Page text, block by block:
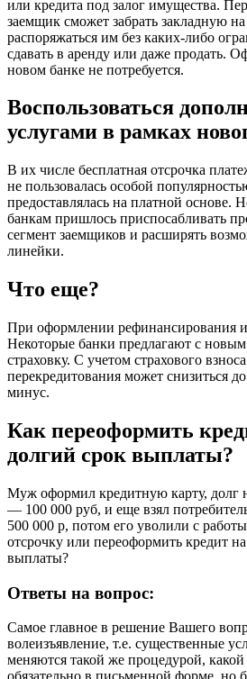
или кредита под залог имущества.
заемщик сможет забрать закладную
распоряжаться им без каких-либо
сдавать в аренду или даже продать.
новом банке не потребуется.
Воспользоваться
услугами в рамках
В их числе бесплатная отсрочка
не пользовалась особой
предоставлялась на платной основе.
банкам пришлось приспосабливать
сегмент заемщиков и расширять
линейки.
Что еще?
При оформлении рефинансирования
Некоторые банки предлагают с
страховку. С учетом страхового
перекредитования может снизиться
минус.
Как переоформить
долгий срок выплаты?
Муж оформил кредитную карту, долг
— 100 000 руб, и еще взял
500 000 р, потом его уволили с
отсрочку или переоформить кредит
выплаты?
Ответы на вопрос:
Самое главное в решение Вашего
волеизъявление, т.е. существенные
меняются такой же процедурой,